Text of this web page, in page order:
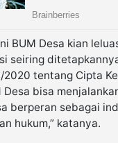
BUM Desa kian
seiring
2020 tentang Cipta
Desa bisa
berperan sebagai
hukum,” katanya.